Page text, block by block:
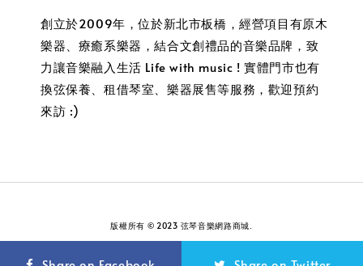
創立於2009年，位於新北市板橋，經營項目有原木
樂器、療癒系樂器，結合文創禮品的音樂品牌，致
力讓音樂融入生活 Life with music ! 實體門市也有
換弦保養、租借琴室、樂器展售等服務，歡迎預約
來訪 :)
版權所有 © 2023 弦琴音樂網路商城.